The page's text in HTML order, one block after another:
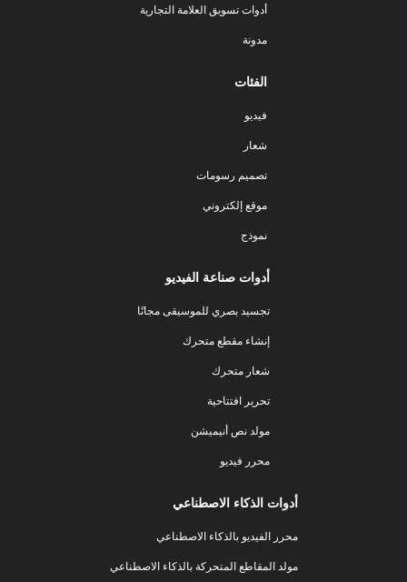
أدوات تسويق العلامة التجارية
مدونة
الفئات
فيديو
شعار
تصميم رسومات
موقع إلكتروني
نموذج
أدوات صناعة الفيديو
تجسيد بصري للموسيقى مجانًا
إنشاء مقطع متحرك
شعار متحرك
تحرير افتتاحية
مولد نص أنيميشن
محرر فيديو
أدوات الذكاء الاصطناعي
محرر الفيديو بالذكاء الاصطناعي
مولد المقاطع المتحركة بالذكاء الاصطناعي